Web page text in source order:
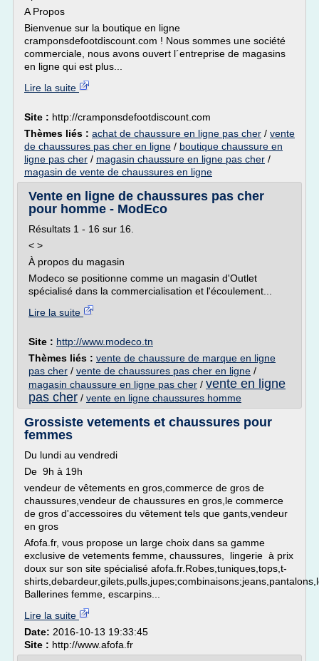
A Propos
Bienvenue sur la boutique en ligne
cramponsdefootdiscount.com ! Nous sommes une société
commerciale, nous avons ouvert l´entreprise de magasins
en ligne qui est plus...
Lire la suite
Site : http://cramponsdefootdiscount.com
Thèmes liés : achat de chaussure en ligne pas cher / vente
de chaussures pas cher en ligne / boutique chaussure en
ligne pas cher / magasin chaussure en ligne pas cher /
magasin de vente de chaussures en ligne
Vente en ligne de chaussures pas cher
pour homme - ModEco
Résultats 1 - 16 sur 16.
< >
À propos du magasin
Modeco se positionne comme un magasin d'Outlet
spécialisé dans la commercialisation et l'écoulement...
Lire la suite
Site : http://www.modeco.tn
Thèmes liés : vente de chaussure de marque en ligne
pas cher / vente de chaussures pas cher en ligne /
magasin chaussure en ligne pas cher / vente en ligne
pas cher / vente en ligne chaussures homme
Grossiste vetements et chaussures pour
femmes
Du lundi au vendredi
De 9h à 19h
vendeur de vêtements en gros,commerce de gros de
chaussures,vendeur de chaussures en gros,le commerce
de gros d'accessoires du vêtement tels que gants,vendeur
en gros
Afofa.fr, vous propose un large choix dans sa gamme
exclusive de vetements femme, chaussures, lingerie à prix
doux sur son site spécialisé afofa.fr.Robes,tuniques,tops,t-
Ballerines femme, escarpins...
Lire la suite
Date: 2016-10-13 19:33:45
Site : http://www.afofa.fr